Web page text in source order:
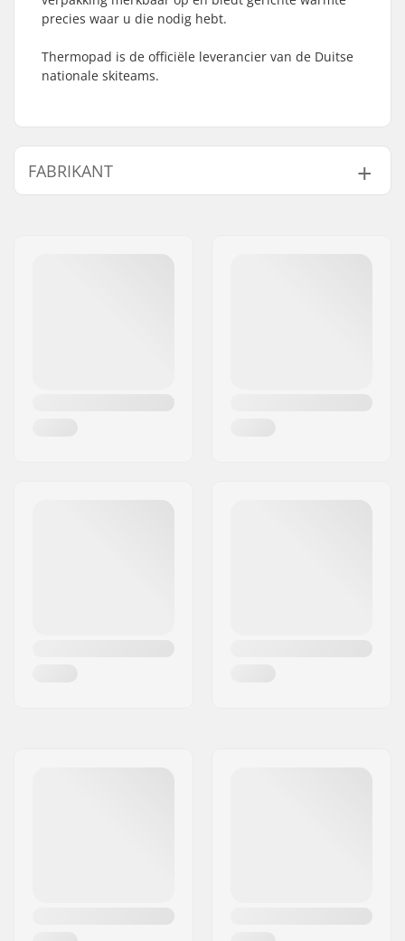
precies waar u die nodig hebt.
Thermopad is de officiële leverancier van de Duitse
nationale skiteams.
FABRIKANT